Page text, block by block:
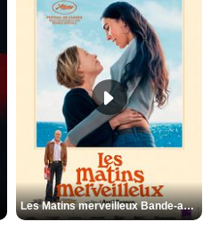
Les Matins merveilleux Bande-annonce VF